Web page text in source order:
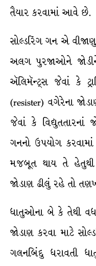
તૈયાર કરવામાં આવે છે.
સોલ્ડરિંગ ગન એ
અલગ પુરજાઓને
ઍલિમૅન્ટ્સ જેવાં કે
(resister) વગેરેના
જેવાં કે વિદ્યુતતારનાં
ગનનો ઉપયોગ
મજબૂત થાય તે
જોડાણ ઢીલું રહે તો
ધાતુઓના બે કે તેથી
જોડાણ કરવા માટે
ગલનબિંદુ ધરાવતી